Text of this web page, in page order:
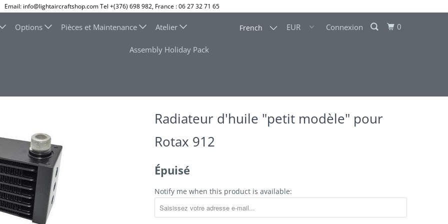
Email: info@lightaircraftshop.com Tel +(376) 698 982, France : 06 27 32 71 65
French Connexion 0
Options Pièces et Maintenance Atelier
Assembly Holiday Pack
Radiateur d'huile "petit modèle" pour
Rotax 912
Épuisé
Notify me when this product is available: